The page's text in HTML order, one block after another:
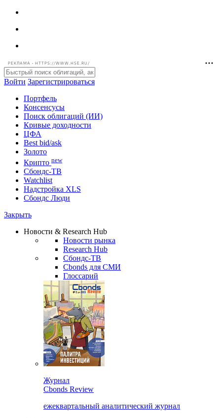
РЕКЛАМА • HTTPS://WWW.HSE.RU/
Войти Зарегистрироваться
Портфель
Консенсусы
Поиск облигаций (ИИ)
Кривые доходности
ЦФА
Best bid/ask
Золото
Крипто new
Сбондс-ТВ
Watchlist
Надстройка XLS
Сбондс Люди
Закрыть
Новости & Research Hub
Новости рынка
Research Hub
Сбондс-ТВ
Cbonds для СМИ
Глоссарий
Журнал
Cbonds Review
ежеквартальный аналитический журнал